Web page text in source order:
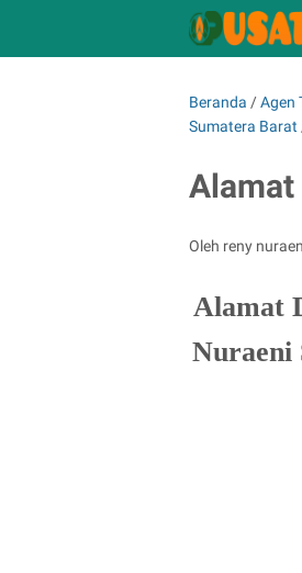
Beranda /Agen
Sumatera Barat
Alamat
Oleh reny
Alamat
Nuraeni